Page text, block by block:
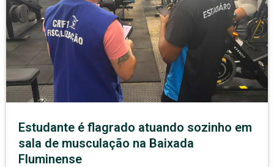
Estudante é flagrado atuando sozinho em
sala de musculação na Baixada
Fluminense